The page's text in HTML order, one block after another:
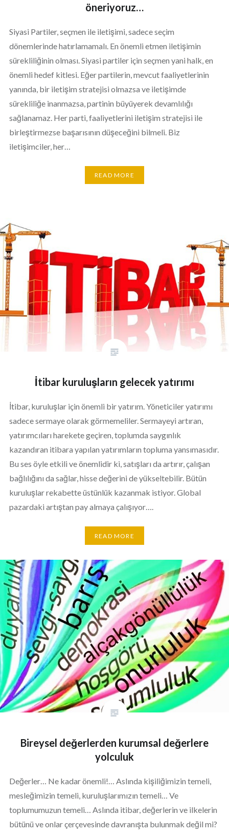
öneriyoruz…
Siyasi Partiler, seçmen ile iletişimi, sadece seçim
dönemlerinde hatırlamamalı. En önemli etmen iletişimin
sürekliliğinin olması. Siyasi partiler için seçmen yani halk, en
önemli hedef kitlesi. Eğer partilerin, mevcut faaliyetlerinin
yanında, bir iletişim stratejisi olmazsa ve iletişimde
sürekliliğe inanmazsa, partinin büyüyerek devamlılığı
sağlanamaz. Her parti, faaliyetlerini iletişim stratejisi ile
birleştirmezse başarısının düşeceğini bilmeli. Biz
iletişimciler, her…
READ MORE
İtibar kuruluşların gelecek yatırımı
İtibar, kuruluşlar için önemli bir yatırım. Yöneticiler yatırımı
sadece sermaye olarak görmemeliler. Sermayeyi artıran,
yatırımcıları harekete geçiren, toplumda saygınlık
kazandıran itibara yapılan yatırımların topluma yansımasıdır.
Bu ses öyle etkili ve önemlidir ki, satışları da artırır, çalışan
bağlılığını da sağlar, hisse değerini de yükseltebilir. Bütün
kuruluşlar rekabette üstünlük kazanmak istiyor. Global
pazardaki artıştan pay almaya çalışıyor….
READ MORE
Bireysel değerlerden kurumsal değerlere
yolculuk
Değerler… Ne kadar önemli!… Aslında kişiliğimizin temeli,
mesleğimizin temeli, kuruluşlarımızın temeli… Ve
toplumumuzun temeli… Aslında itibar, değerlerin ve ilkelerin
bütünü ve onlar çerçevesinde davranışta bulunmak değil mi?